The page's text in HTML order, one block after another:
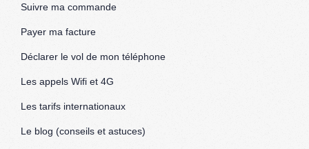
Suivre ma commande
Payer ma facture
Déclarer le vol de mon téléphone
Les appels Wifi et 4G
Les tarifs internationaux
Le blog (conseils et astuces)